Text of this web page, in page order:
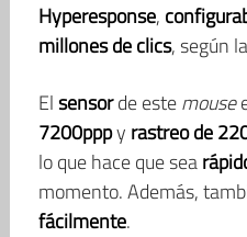
Hyperesponse,
millones de clics, según
Elsensorde estemouse
7200pppy rastreo de
lo que hace que sea
momento. Además,
fácilmente.